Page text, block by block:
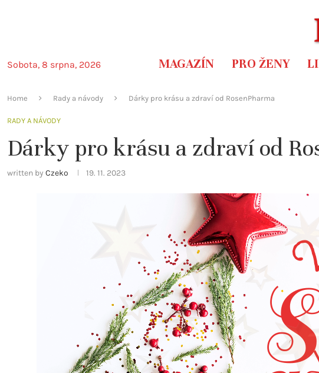
Sobota, 8 srpna, 2026 MAGAZÍN PRO ŽENY
Home Rady a návody Dárky pro krásu a zdraví od RosenPharma
RADY A NÁVODY
Dárky pro krásu a zdraví od
written by Czeko 19. 11. 2023